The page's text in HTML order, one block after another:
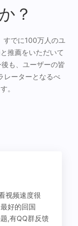
？
すでに100万人のユ
推薦をいただいて
も、ユーザーの皆
レーターとなるべ
。
视频速度很
好的回国
,有QQ群反馈